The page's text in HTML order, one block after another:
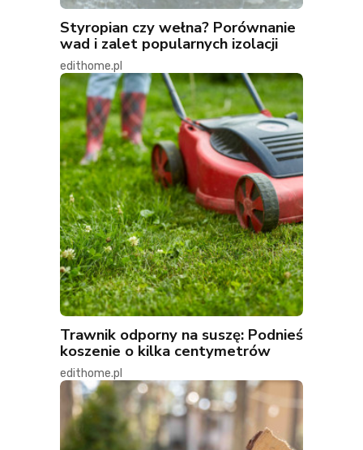
Styropian czy wełna? Porównanie
wad i zalet popularnych izolacji
edithome.pl
Trawnik odporny na suszę: Podnieś
koszenie o kilka centymetrów
edithome.pl